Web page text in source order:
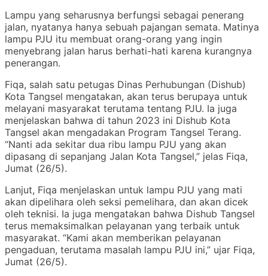
Lampu yang seharusnya berfungsi sebagai penerang
jalan, nyatanya hanya sebuah pajangan semata. Matinya
lampu PJU itu membuat orang-orang yang ingin
menyebrang jalan harus berhati-hati karena kurangnya
penerangan.
Fiqa, salah satu petugas Dinas Perhubungan (Dishub)
Kota Tangsel mengatakan, akan terus berupaya untuk
melayani masyarakat terutama tentang PJU. Ia juga
menjelaskan bahwa di tahun 2023 ini Dishub Kota
Tangsel akan mengadakan Program Tangsel Terang.
“Nanti ada sekitar dua ribu lampu PJU yang akan
dipasang di sepanjang Jalan Kota Tangsel,” jelas Fiqa,
Jumat (26/5).
Lanjut, Fiqa menjelaskan untuk lampu PJU yang mati
akan dipelihara oleh seksi pemelihara, dan akan dicek
oleh teknisi. Ia juga mengatakan bahwa Dishub Tangsel
terus memaksimalkan pelayanan yang terbaik untuk
masyarakat. “Kami akan memberikan pelayanan
pengaduan, terutama masalah lampu PJU ini,” ujar Fiqa,
Jumat (26/5).